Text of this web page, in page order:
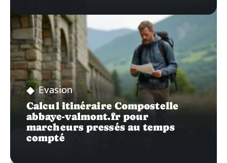
Evasion
Calcul itinéraire Compostelle
abbaye-valmont.fr pour
marcheurs pressés au temps
compté